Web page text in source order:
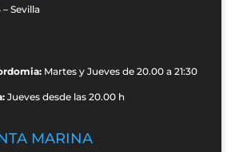
Sevilla
Martes y Jueves de 20.00 a 21:30
Jueves desde las 20.00 h
MARINA